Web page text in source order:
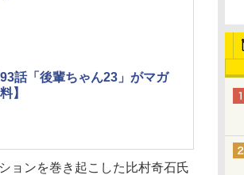
話「後輩ちゃん23」がマガ
】
ョンを巻き起こした比村奇石氏